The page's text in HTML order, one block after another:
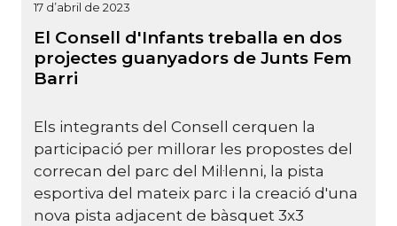
17 d’abril de 2023
El Consell d'Infants treballa en dos
projectes guanyadors de Junts Fem
Barri
Els integrants del Consell cerquen la
participació per millorar les propostes del
correcan del parc del Mil·lenni, la pista
esportiva del mateix parc i la creació d'una
nova pista adjacent de bàsquet 3x3